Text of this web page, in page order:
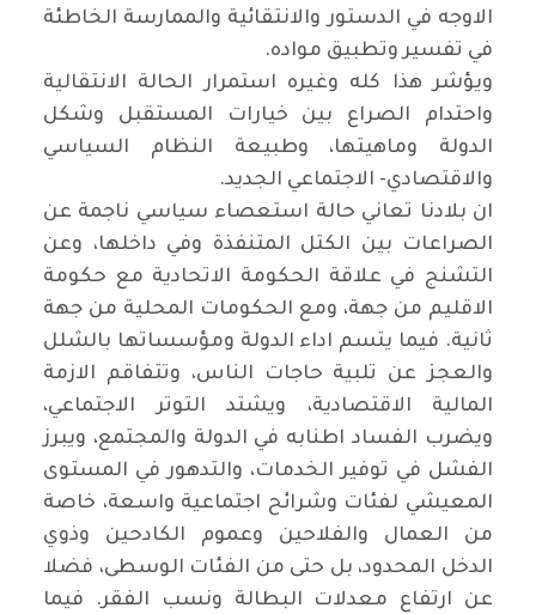
الاوجه في الدستور والانتقائية والممارسة الخاطئة
في تفسير وتطبيق مواده.
ويؤشر هذا كله وغيره استمرار الحالة الانتقالية
واحتدام الصراع بين خيارات المستقبل وشكل
الدولة وماهيتها، وطبيعة النظام السياسي
والاقتصادي- الاجتماعي الجديد.
ان بلادنا تعاني حالة استعصاء سياسي ناجمة عن
الصراعات بين الكتل المتنفذة وفي داخلها، وعن
التشنج في علاقة الحكومة الاتحادية مع حكومة
الاقليم من جهة، ومع الحكومات المحلية من جهة
ثانية. فيما يتسم اداء الدولة ومؤسساتها بالشلل
والعجز عن تلبية حاجات الناس، وتتفاقم الازمة
المالية الاقتصادية، ويشتد التوتر الاجتماعي،
ويضرب الفساد اطنابه في الدولة والمجتمع، ويبرز
الفشل في توفير الخدمات، والتدهور في المستوى
المعيشي لفئات وشرائح اجتماعية واسعة، خاصة
من العمال والفلاحين وعموم الكادحين وذوي
الدخل المحدود، بل حتى من الفئات الوسطى، فضلا
عن ارتفاع معدلات البطالة ونسب الفقر. فيما